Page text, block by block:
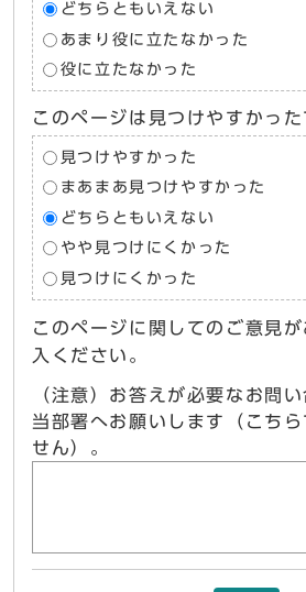
どちらともいえない
あまり役に立たなかった
役に立たなかった
このページは見つけやすかった
見つけやすかった
まあまあ見つけやすかった
どちらともいえない
やや見つけにくかった
見つけにくかった
このページに関してのご意見
入ください。
（注意）お答えが必要なお問
当部署へお願いします（こち
せん）。